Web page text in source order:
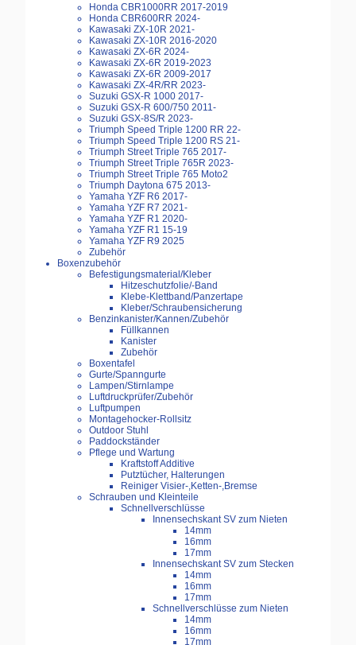
Honda CBR1000RR 2017-2019
Honda CBR600RR 2024-
Kawasaki ZX-10R 2021-
Kawasaki ZX-10R 2016-2020
Kawasaki ZX-6R 2024-
Kawasaki ZX-6R 2019-2023
Kawasaki ZX-6R 2009-2017
Kawasaki ZX-4R/RR 2023-
Suzuki GSX-R 1000 2017-
Suzuki GSX-R 600/750 2011-
Suzuki GSX-8S/R 2023-
Triumph Speed Triple 1200 RR 22-
Triumph Speed Triple 1200 RS 21-
Triumph Street Triple 765 2017-
Triumph Street Triple 765R 2023-
Triumph Street Triple 765 Moto2
Triumph Daytona 675 2013-
Yamaha YZF R6 2017-
Yamaha YZF R7 2021-
Yamaha YZF R1 2020-
Yamaha YZF R1 15-19
Yamaha YZF R9 2025
Zubehör
Boxenzubehör
Befestigungsmaterial/Kleber
Hitzeschutzfolie/-Band
Klebe-Klettband/Panzertape
Kleber/Schraubensicherung
Benzinkanister/Kannen/Zubehör
Füllkannen
Kanister
Zubehör
Boxentafel
Gurte/Spanngurte
Lampen/Stirnlampe
Luftdruckprüfer/Zubehör
Luftpumpen
Montagehocker-Rollsitz
Outdoor Stuhl
Paddockständer
Pflege und Wartung
Kraftstoff Additive
Putztücher, Halterungen
Reiniger Visier-,Ketten-,Bremse
Schrauben und Kleinteile
Schnellverschlüsse
Innensechskant SV zum Nieten
14mm
16mm
17mm
Innensechskant SV zum Stecken
14mm
16mm
17mm
Schnellverschlüsse zum Nieten
14mm
16mm
17mm